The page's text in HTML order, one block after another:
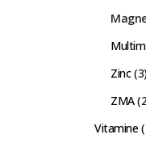
Zinc(3)
ZMA
Vitamine